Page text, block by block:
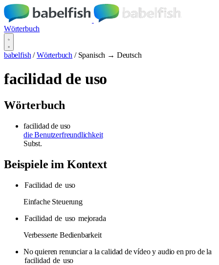
Wörterbuch
babelfish / Wörterbuch / Spanisch → Deutsch
facilidad de uso
Wörterbuch
facilidad de uso
die Benutzerfreundlichkeit
Subst.
Beispiele im Kontext
Facilidad de uso
Einfache Steuerung
Facilidad de uso mejorada
Verbesserte Bedienbarkeit
No quieren renunciar a la calidad de vídeo y audio en pro de la
facilidad de uso